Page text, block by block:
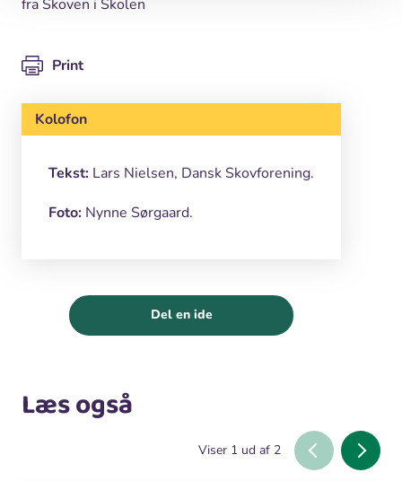
fra Skoven i Skolen
Print
Kolofon
Tekst: Lars Nielsen, Dansk Skovforening.
Foto: Nynne Sørgaard.
Del en ide
Læs også
Viser 1 ud af 2